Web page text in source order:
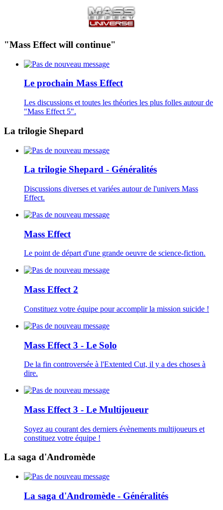
"Mass Effect will continue"
Le prochain Mass Effect
Les discussions et toutes les théories les plus folles autour de
"Mass Effect 5".
La trilogie Shepard
La trilogie Shepard - Généralités
Discussions diverses et variées autour de l'univers Mass
Effect.
Mass Effect
Le point de départ d'une grande oeuvre de science-fiction.
Mass Effect 2
Constituez votre équipe pour accomplir la mission suicide !
Mass Effect 3 - Le Solo
De la fin controversée à l'Extented Cut, il y a des choses à
dire.
Mass Effect 3 - Le Multijoueur
Soyez au courant des derniers évènements multijoueurs et
constituez votre équipe !
La saga d'Andromède
La saga d'Andromède - Généralités